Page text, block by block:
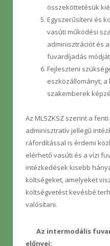
összeköttetésük
Egyszerűsíteni és
vasúti működési
adminisztrációt és
fuvardíjadás
Fejleszteni
eszközállományt,
szakemberek
Az MLSZKSZ szerint a
adminisztratív jellegű
ráfordítással is érdemi
elérhető vasúti és a vízi
intézkedések kisebb
költségeket, amelyeket
költségvetést kevésbé
valósítani.
Az intermodális
előnyei: